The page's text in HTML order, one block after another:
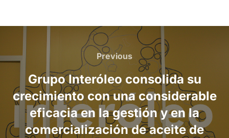
Post
navigation
Previous
Previous
Grupo Interóleo consolida su
crecimiento con una considerable
eficacia en la gestión y en la
comercialización de aceite de